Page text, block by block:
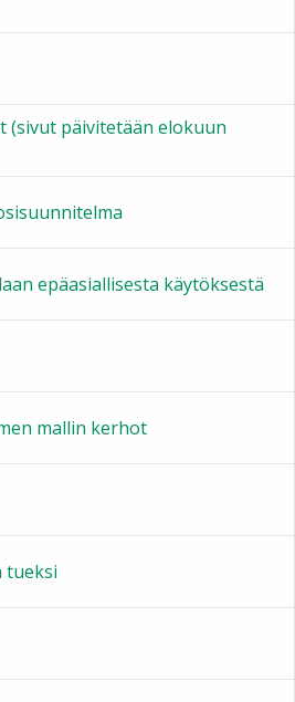
(sivut päivitetään elokuun
epäasiallisesta käytöksestä
mallin kerhot
tueksi